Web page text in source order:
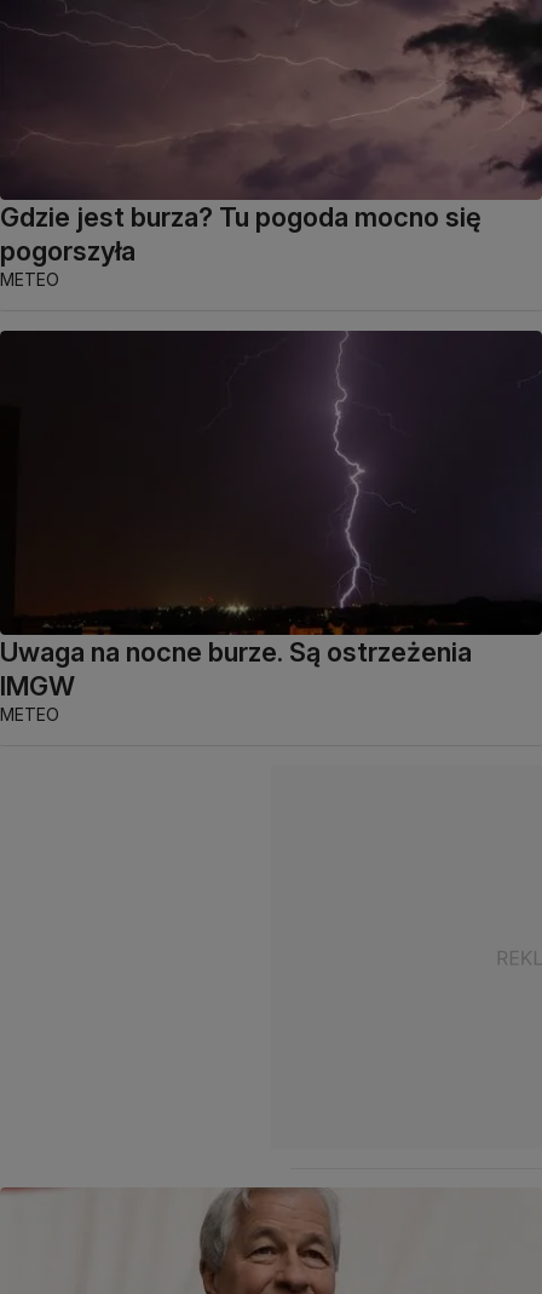
Gdzie jest burza? Tu pogoda mocno się
pogorszyła
METEO
Uwaga na nocne burze. Są ostrzeżenia
IMGW
METEO